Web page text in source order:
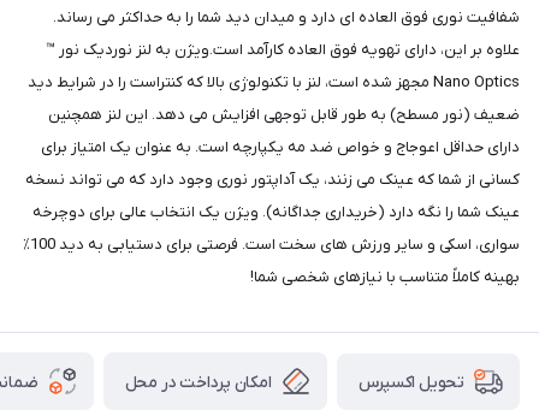
شفافیت نوری فوق العاده ای دارد و میدان دید شما را به حداکثر می رساند.
علاوه بر این، دارای تهویه فوق العاده کارآمد است.ویژن به لنز نوردیک نور ™
Nano Optics مجهز شده است، لنز با تکنولوژی بالا که کنتراست را در شرایط دید
ضعیف (نور مسطح) به طور قابل توجهی افزایش می دهد. این لنز همچنین
دارای حداقل اعوجاج و خواص ضد مه یکپارچه است. به عنوان یک امتیاز برای
کسانی از شما که عینک می زنند، یک آداپتور نوری وجود دارد که می تواند نسخه
عینک شما را نگه دارد (خریداری جداگانه). ویژن یک انتخاب عالی برای دوچرخه
سواری، اسکی و سایر ورزش های سخت است. فرصتی برای دستیابی به دید 100٪
بهینه کاملاً متناسب با نیازهای شخصی شما!
تحویل اکسپرس امکان پرداخت در محل